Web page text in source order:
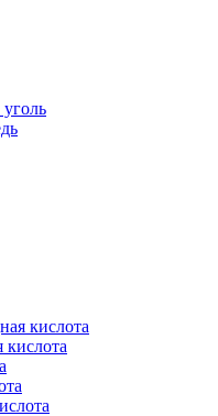
кислота